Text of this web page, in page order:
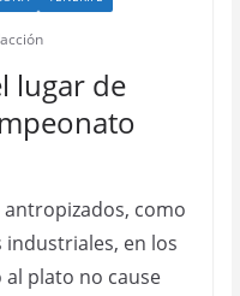
lugar de
como
en los
plato no cause